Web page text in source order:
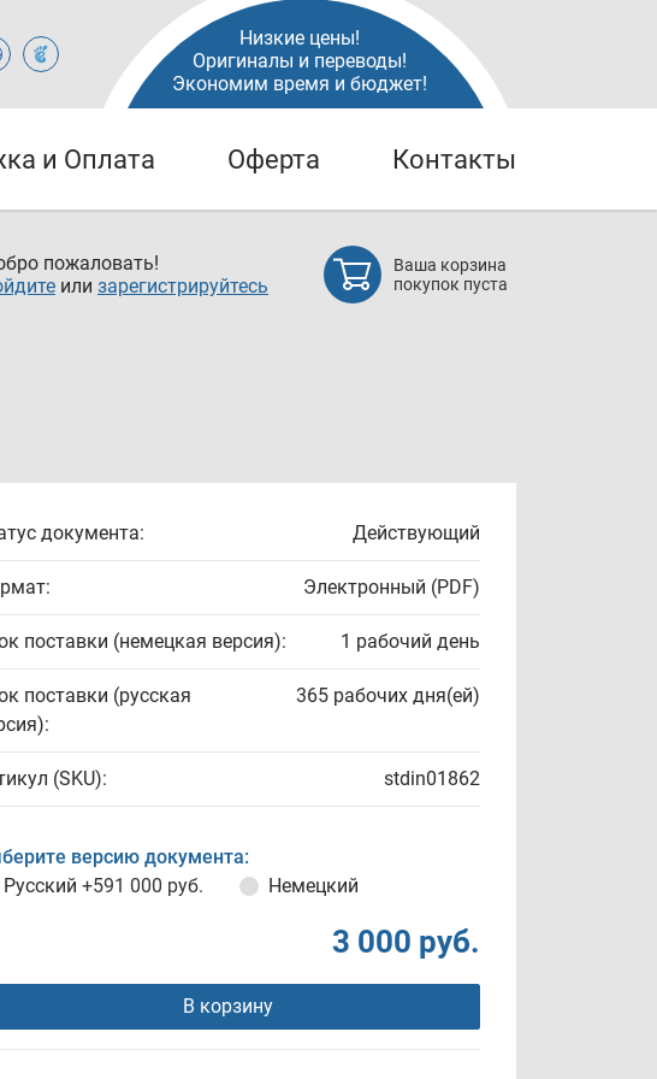
Низкие цены!
Оригиналы и переводы!
Экономим время и бюджет!
и Оплата Оферта Контакты
пожаловать!
или зарегистрируйтесь
Ваша корзина
покупок пуста
документа: Действующий
Электронный (PDF)
поставки (немецкая версия): 1 рабочий день
поставки (русская
365 рабочих дня(ей)
(SKU): stdin01862
версию документа:
Русский +591 000 руб. Немецкий
3 000 руб.
В корзину